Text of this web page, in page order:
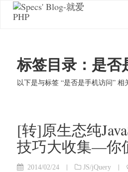
标签目录：是否
以下是与标签 “是否是手机访问” 相
[转]原生态纯
技巧大收集—你
2014/02/24 | JS/jQuery |